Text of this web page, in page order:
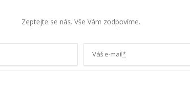
Zeptejte se nás. Vše Vám zodpovíme.
Váš e-mail*